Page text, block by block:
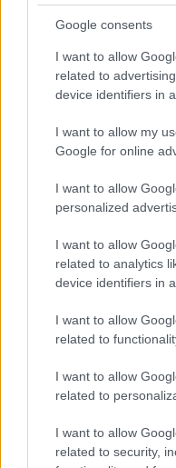
Google consents
I want to allow
related to
device identifiers in
I want to allow my
Google for online
I want to allow
personalized
I want to allow
related to analytics
device identifiers in
I want to allow
related to
I want to allow
related to
I want to allow
related to security,
Ο συνήγορος